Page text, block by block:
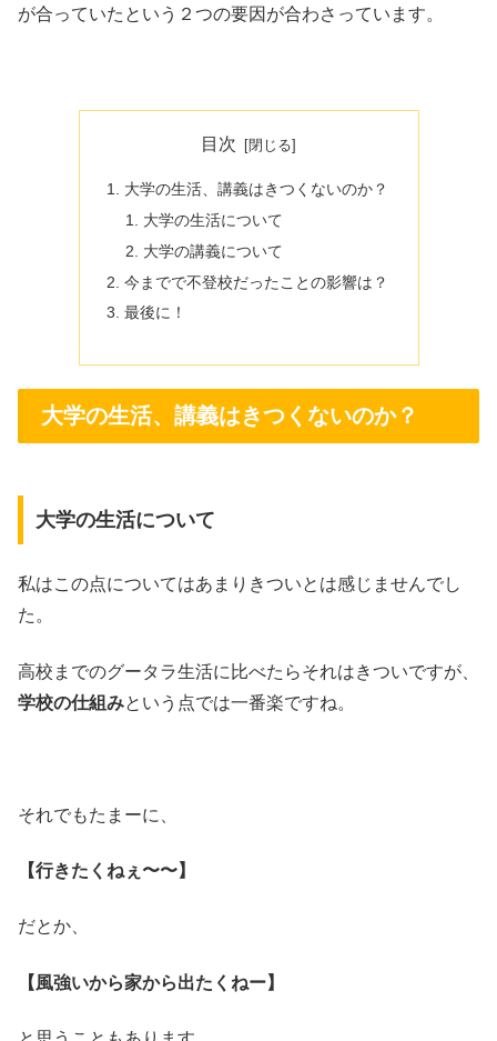
が合っていたという２つの要因が合わさっています。
目次
大学の生活、講義はきつくないのか？
大学の生活について
大学の講義について
今までで不登校だったことの影響は？
最後に！
大学の生活、講義はきつくないのか？
大学の生活について
私はこの点についてはあまりきついとは感じませんでし
た。
高校までのグータラ生活に比べたらそれはきついですが、
学校の仕組みという点では一番楽ですね。
それでもたまーに、
【行きたくねぇ〜〜】
だとか、
【風強いから家から出たくねー】